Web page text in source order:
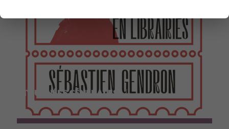
TOURNÉES GÉNÉRALES